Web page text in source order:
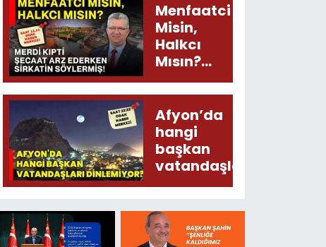
Menfaatci
Misin,
Halkcı
Mısın?
Merdi
Kıpti
Şecaat
Arz
Ederken
Sirkatin
Söylermiş!
Afyon’da
hangi
başkan
vatandaşları
dinlemiyor?